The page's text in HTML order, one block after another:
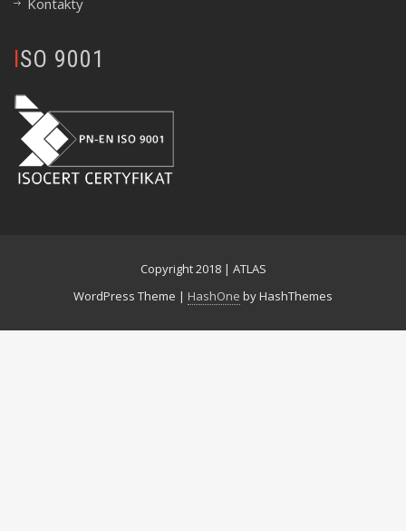
ISO 9001
Copyright 2018 | ATLAS
WordPress Theme | HashOne by HashThemes